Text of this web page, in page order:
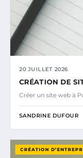
20 JUILLET 2026
CRÉATION DE
Créer un site web à
SANDRINE DUFOUR
CRÉATION